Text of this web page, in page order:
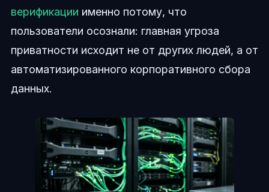
верификации именно потому, что
пользователи осознали: главная угроза
приватности исходит не от других людей, а от
автоматизированного корпоративного сбора
данных.